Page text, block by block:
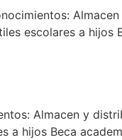
escolares a hijos
Almacen y
a hijos Beca